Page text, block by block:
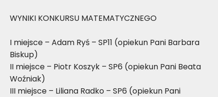
WYNIKI KONKURSU MATEMATYCZNEGO
I miejsce – Adam Ryś – SP11 (opiekun Pani Barbara
Biskup)
II miejsce – Piotr Koszyk – SP6 (opiekun Pani Beata
Woźniak)
III miejsce – Liliana Radko – SP6 (opiekun Pani